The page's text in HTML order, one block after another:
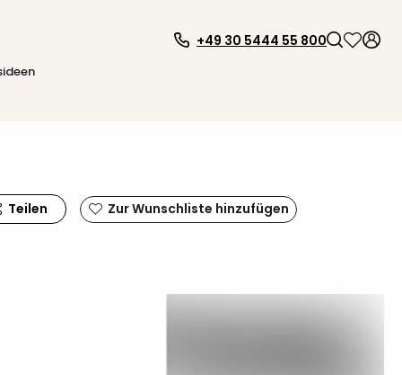
+49 30 5444 55 800
Teilen Zur Wunschliste hinzufügen